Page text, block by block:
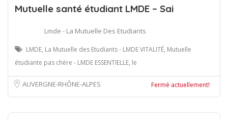
Mutuelle santé étudiant LMDE – Sai
Lmde - La Mutuelle Des Etudiants
LMDE, La Mutuelle des Etudiants - LMDE VITALITÉ, Mutuelle
étudiante pas chère - LMDE ESSENTIELLE, le
AUVERGNE-RHÔNE-ALPES Fermé actuellement!